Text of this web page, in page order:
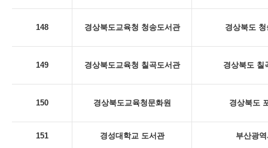
148 경상북도교육청 청송도서관 경상북도
149 경상북도교육청 칠곡도서관 경상북도 칠
150 경상북도교육청문화원 경상북도
151 경성대학교 도서관 부산광